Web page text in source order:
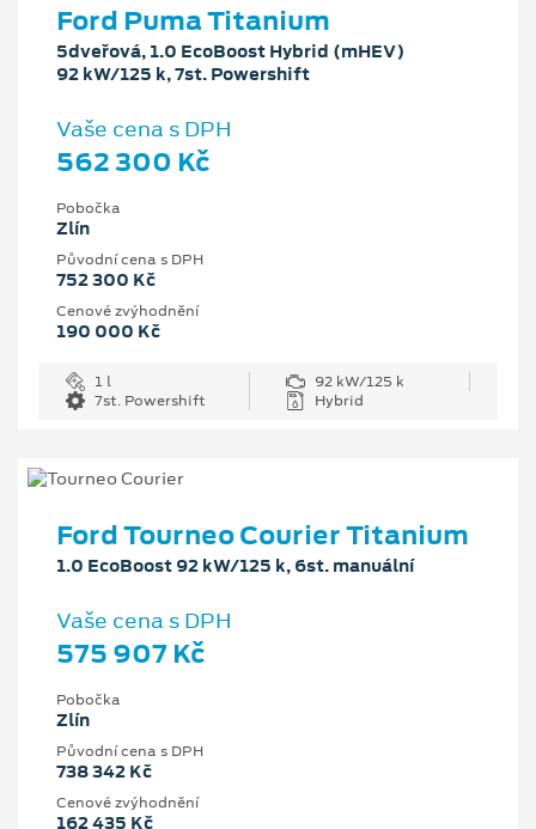
Ford Puma Titanium
5dveřová, 1.0 EcoBoost Hybrid (mHEV)
92 kW/125 k, 7st. Powershift
Vaše cena s DPH
562 300 Kč
Pobočka
Zlín
Původní cena s DPH
752 300 Kč
Cenové zvýhodnění
190 000 Kč
1 l
92 kW/125 k
7st. Powershift
Hybrid
Ford Tourneo Courier Titanium
1.0 EcoBoost 92 kW/125 k, 6st. manuální
Vaše cena s DPH
575 907 Kč
Pobočka
Zlín
Původní cena s DPH
738 342 Kč
Cenové zvýhodnění
162 435 Kč